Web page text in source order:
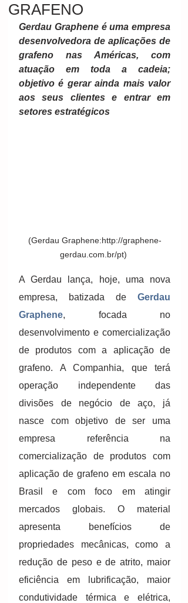
GRAFENO
Gerdau Graphene é uma empresa
desenvolvedora de aplicações de
grafeno nas Américas, com
atuação em toda a cadeia;
objetivo é gerar ainda mais valor
aos seus clientes e entrar em
setores estratégicos
(Gerdau Graphene:http://graphene-
gerdau.com.br/pt)
A Gerdau lança, hoje, uma nova
empresa, batizada de Gerdau
Graphene, focada no
desenvolvimento e comercialização
de produtos com a aplicação de
grafeno. A Companhia, que terá
operação independente das
divisões de negócio de aço, já
nasce com objetivo de ser uma
empresa referência na
comercialização de produtos com
aplicação de grafeno em escala no
Brasil e com foco em atingir
mercados globais. O material
apresenta benefícios de
propriedades mecânicas, como a
redução de peso e de atrito, maior
eficiência em lubrificação, maior
condutividade térmica e elétrica,